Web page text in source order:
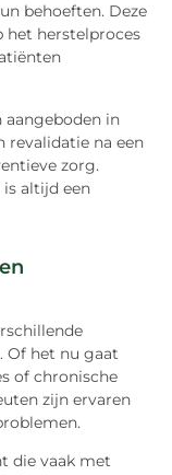
behoeften. Deze
het herstelproces
aangeboden in
revalidatie na een
zorg.
altijd een
Of het nu gaat
of chronische
zijn ervaren
die vaak met